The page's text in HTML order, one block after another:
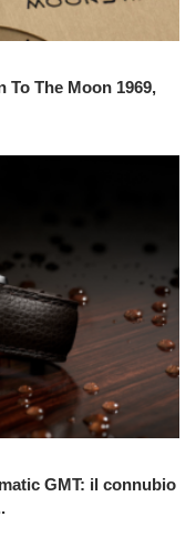
The Moon 1969,
GMT: il connubio